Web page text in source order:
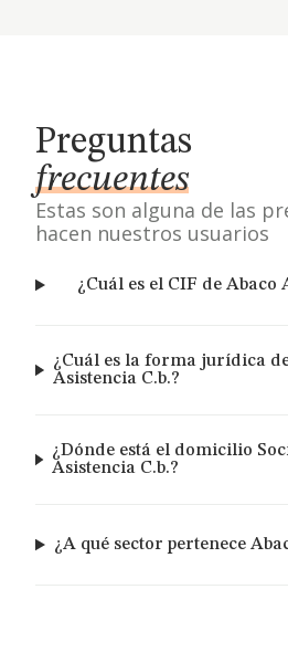
Preguntas
frecuentes
Estas son alguna de las
hacen nuestros usuarios
¿Cuál es el CIF de Abaco
¿Cuál es la forma jurídica
Asistencia C.b.?
¿Dónde está el domicilio
Asistencia C.b.?
¿A qué sector pertenece